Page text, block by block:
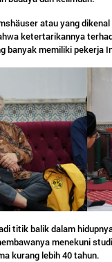
atau yang
ketertarikannya
banyak memiliki pekerja
titik balik dalam
menekuni
kurang lebih 40 tahun.